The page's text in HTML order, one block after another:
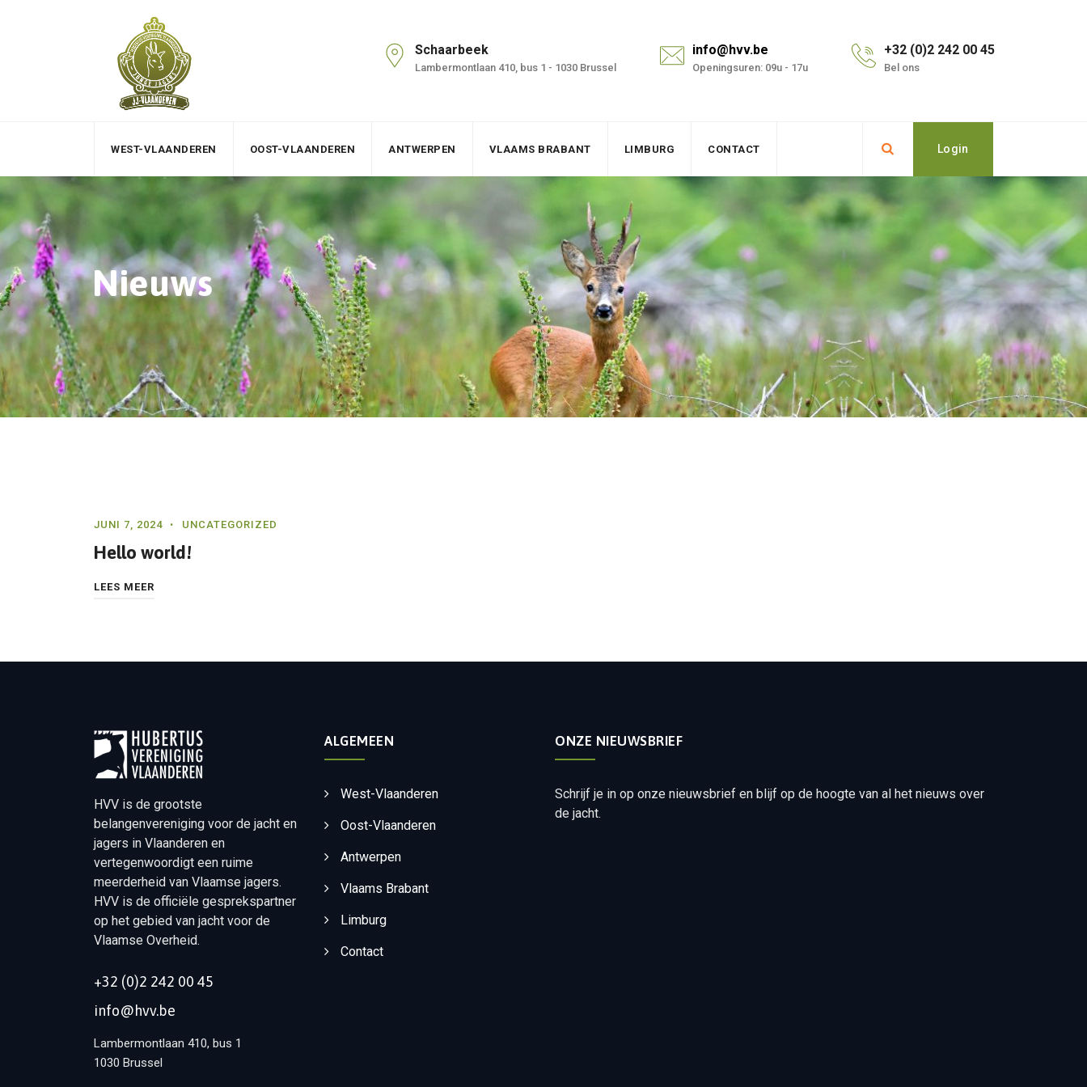
Schaarbeek
Lambermontlaan 410, bus 1 - 1030 Brussel
info@hvv.be
Openingsuren: 09u - 17u
+32 (0)2 242 00 45
Bel ons
WEST-VLAANDEREN OOST-VLAANDEREN ANTWERPEN VLAAMS BRABANT LIMBURG CONTACT Login
Nieuws
JUNI 7, 2024 UNCATEGORIZED
Hello world!
LEES MEER
HVV is de grootste
belangenvereniging voor de jacht en
jagers in Vlaanderen en
vertegenwoordigt een ruime
meerderheid van Vlaamse jagers.
HVV is de officiële gesprekspartner
op het gebied van jacht voor de
Vlaamse Overheid.
+32 (0)2 242 00 45
info@hvv.be
Lambermontlaan 410, bus 1
1030 Brussel
ALGEMEEN
West-Vlaanderen
Oost-Vlaanderen
Antwerpen
Vlaams Brabant
Limburg
Contact
ONZE NIEUWSBRIEF
Schrijf je in op onze nieuwsbrief en blijf op de hoogte van al het nieuws over
de jacht.